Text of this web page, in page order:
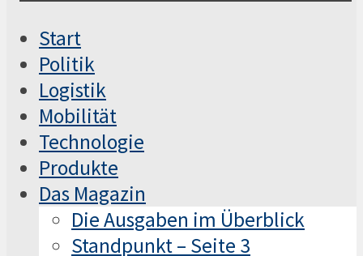
Start
Politik
Logistik
Mobilität
Technologie
Produkte
Das Magazin
Die Ausgaben im Überblick
Standpunkt – Seite 3